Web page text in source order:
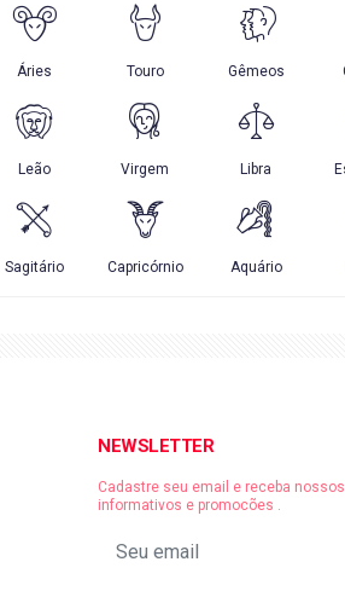
NEWSLETTER
Cadastre seu email e receba nossos
informativos e promocões .